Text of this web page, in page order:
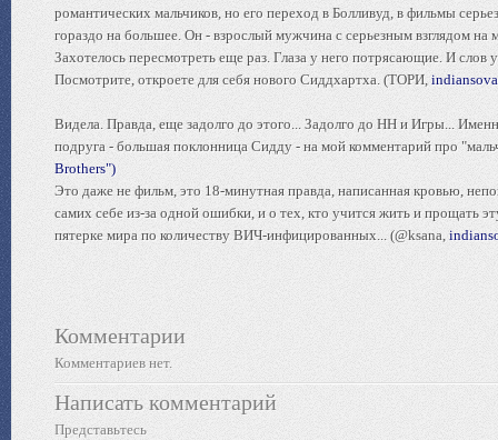
романтических мальчиков, но его переход в Болливуд, в фильмы
гораздо на большее. Он - взрослый мужчина с серьезным взглядом
Захотелось пересмотреть еще раз. Глаза у него потрясающие. И слов
Посмотрите, откроете для себя нового Сиддхартха. (ТОРИ,
Видела. Правда, еще задолго до этого... Задолго до НН и Игры...
подруга - большая поклонница Сидду - на мой комментарий про
Brothers")
Это даже не фильм, это 18-минутная правда, написанная кровью,
самих себе из-за одной ошибки, и о тех, кто учится жить и прощать
пятерке мира по количеству ВИЧ-инфицированных... (@ksana,
Комментарии
Комментариев нет.
Написать комментарий
Представьтесь